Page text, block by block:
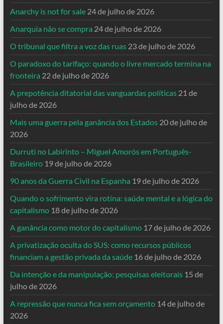
Anarchy is not for sale 24 de julho de 2026
Anarquia não se compra 24 de julho de 2026
O tribunal que filtra a voz das ruas 23 de julho de 2026
O paradoxo do tarifaço: quando o livre mercado termina na
fronteira 22 de julho de 2026
A prepotência ditatorial das vanguardas políticas 21 de
julho de 2026
Mais uma guerra pela ganância dos Estados 20 de julho de
2026
Durruti no Labirinto – Miguel Amorós em Português-
Brasileiro 19 de julho de 2026
90 anos da Guerra Civil na Espanha 19 de julho de 2026
Quando o sofrimento vira rotina: saúde mental e a lógica do
capitalismo 18 de julho de 2026
A ganância como motor do capitalismo 17 de julho de 2026
A privatização oculta do SUS: como recursos públicos
financiam a gestão privada da saúde 16 de julho de 2026
Da intenção e da manipulação: pesquisas eleitorais 15 de
julho de 2026
A repressão que nunca fica sem orçamento 14 de julho de
2026